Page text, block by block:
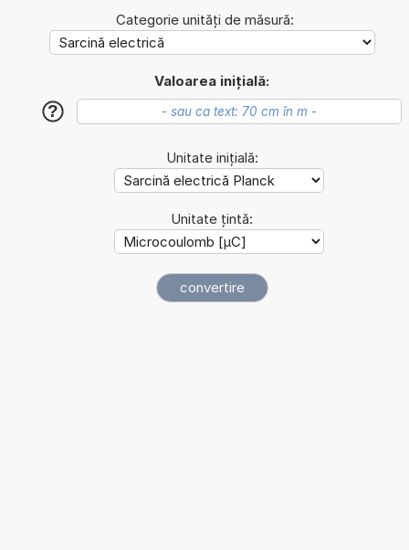
Categorie unități de măsură:
Valoarea inițială:
?
Unitate inițială:
Unitate țintă: